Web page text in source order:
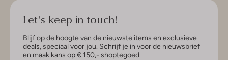
Let's keep in touch!
Blijf op de hoogte van de nieuwste items en exclusieve
deals, speciaal voor jou. Schrijf je in voor de nieuwsbrief
en maak kans op € 150,- shoptegoed.